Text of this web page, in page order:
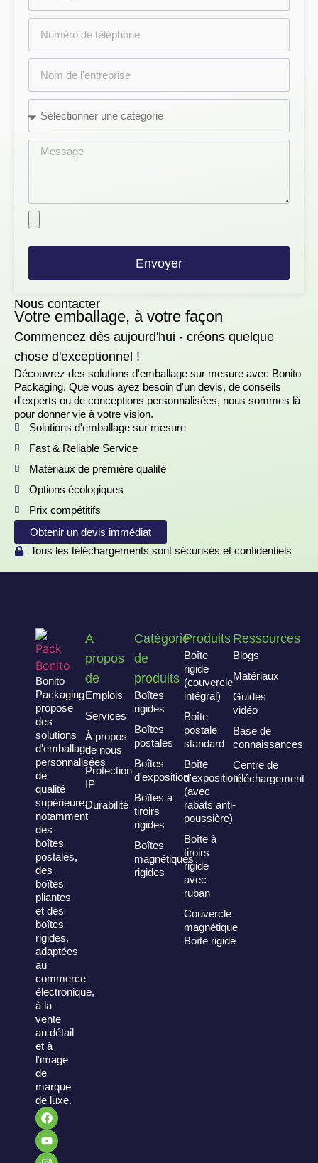
Nous contacter
Votre emballage, à votre façon
Commencez dès aujourd'hui - créons quelque
chose d'exceptionnel !
Découvrez des solutions d'emballage sur mesure avec Bonito
Packaging. Que vous ayez besoin d'un devis, de conseils
d'experts ou de conceptions personnalisées, nous sommes là
pour donner vie à votre vision.
Solutions d'emballage sur mesure
Fast & Reliable Service
Matériaux de première qualité
Options écologiques
Prix compétitifs
Obtenir un devis immédiat
Tous les téléchargements sont sécurisés et confidentiels
Envoyer
Bonito
Packaging
propose
des
solutions
d'emballage
personnalisées
de
qualité
supérieure,
notamment
des
boîtes
postales,
des
boîtes
pliantes
et des
boîtes
rigides,
adaptées
au
commerce
électronique,
à la
vente
au détail
et à
l'image
de
marque
de luxe.
A
propos
de
Emplois
Services
À propos
de nous
Protection
IP
Durabilité
Catégorie
de
produits
Boîtes
rigides
Boîtes
postales
Boîtes
d'exposition
Boîtes à
tiroirs
rigides
Boîtes
magnétiques
rigides
Produits
Boîte
rigide
(couvercle
intégral)
Boîte
postale
standard
Boîte
d'exposition
(avec
rabats anti-
poussière)
Boîte à
tiroirs
rigide
avec
ruban
Couvercle
magnétique
Boîte rigide
Ressources
Blogs
Matériaux
Guides
vidéo
Base de
connaissances
Centre de
téléchargement